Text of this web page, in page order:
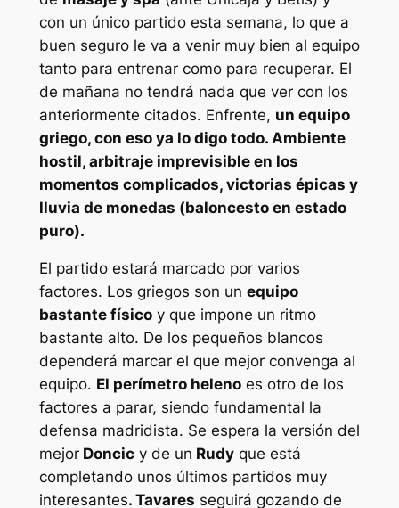
con un único partido esta semana, lo que a
buen seguro le va a venir muy bien al equipo
tanto para entrenar como para recuperar. El
de mañana no tendrá nada que ver con los
anteriormente citados. Enfrente, un equipo
griego, con eso ya lo digo todo. Ambiente
hostil, arbitraje imprevisible en los
momentos complicados, victorias épicas y
lluvia de monedas (baloncesto en estado
puro).
El partido estará marcado por varios
factores. Los griegos son un equipo
bastante físicoy que impone un ritmo
bastante alto. De los pequeños blancos
dependerá marcar el que mejor convenga al
equipo. El perímetro helenoes otro de los
factores a parar, siendo fundamental la
defensa madridista. Se espera la versión del
mejorDoncicy de un Rudyque está
completando unos últimos partidos muy
interesantes. Tavares seguirá gozando de